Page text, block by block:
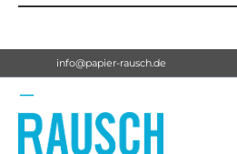
info@papier-rausch.de